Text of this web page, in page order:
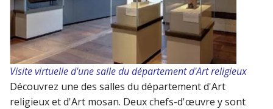
Visite virtuelle d'une salle du département d'Art religieux
Découvrez une des salles du département d'Art
religieux et d'Art mosan. Deux chefs-d'œuvre y sont